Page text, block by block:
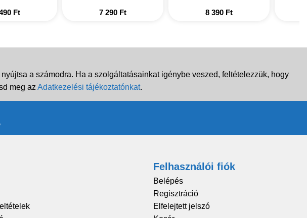
Ft
7 290 Ft
8 390 Ft
a számodra. Ha a szolgáltatásainkat igénybe veszed, feltételezzük, hogy
meg az Adatkezelési tájékoztatónkat.
Felhasználói fiók
Belépés
Regisztráció
Elfelejtett jelszó